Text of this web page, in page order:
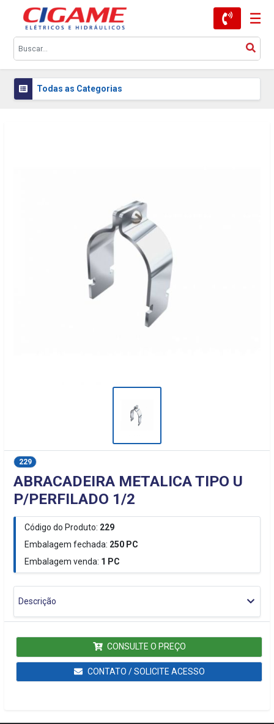
Todas as Categorias
229
ABRACADEIRA METALICA TIPO U
P/PERFILADO 1/2
Código do Produto: 229
Embalagem fechada: 250 PC
Embalagem venda: 1 PC
Descrição
CONSULTE O PREÇO
CONTATO / SOLICITE ACESSO